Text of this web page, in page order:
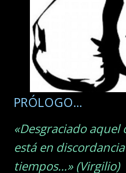
PRÓLOGO…
«Desgraciado aquel
está en
tiempos…» (Virgilio)